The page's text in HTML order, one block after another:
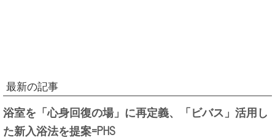
最新の記事
浴室を「心身回復の場」に再定義、「ビバス」活用し
た新入浴法を提案=PHS